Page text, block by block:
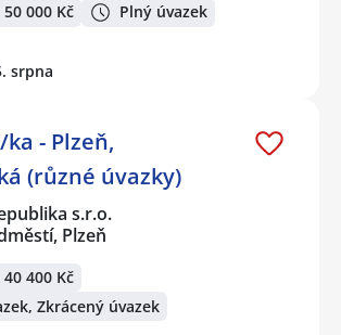
000 Kč Plný úvazek
srpna
- Plzeň,
(různé úvazky)
s.r.o.
Plzeň
400 Kč
Zkrácený úvazek